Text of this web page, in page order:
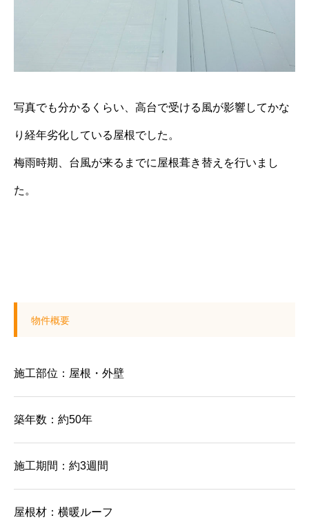
写真でも分かるくらい、高台で受ける風が影響してかな
り経年劣化している屋根でした。
梅雨時期、台風が来るまでに屋根葺き替えを行いまし
た。
物件概要
施工部位：屋根・外壁
築年数：約50年
施工期間：約3週間
屋根材：横暖ルーフ